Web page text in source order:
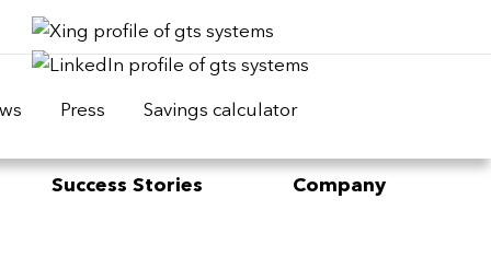
Press Savings calculator
Success Stories Company